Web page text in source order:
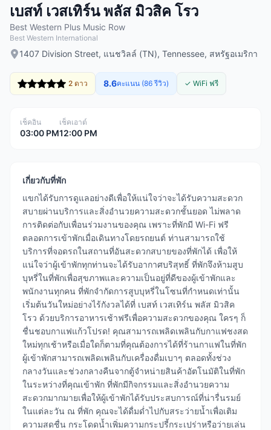
เบสท์ เวสเทิร์น พลัส มิวสิค โรว
Best Western Plus Music Row
Best Western International
1407 Division Street, แนชวิลล์ (TN), Tennessee, สหรัฐอเมริกา
2 ดาว 8.6คะแนน (86 รีวิว) ✓ WiFi ฟรี
เช็คอิน
03:00 PM
เช็คเอาต์
12:00 PM
เกี่ยวกับที่พัก
แขกได้รับการดูแลอย่างดีเพื่อให้แน่ใจว่าจะได้รับความสะดวก
สบายผ่านบริการและสิ่งอำนวยความสะดวกชั้นยอด ไม่พลาด
การติดต่อกับเพื่อนร่วมงานของคุณ เพราะที่พักมี Wi-Fi ฟรี
ตลอดการเข้าพักเมื่อเดินทางโดยรถยนต์ ท่านสามารถใช้
บริการที่จอดรถในสถานที่อันสะดวกสบายของที่พักได้ เพื่อให้
แน่ใจว่าผู้เข้าพักทุกท่านจะได้รับอากาศบริสุทธิ์ ที่พักจึงห้ามสูบ
บุหรี่ในที่พักเพื่อสุขภาพและความเป็นอยู่ที่ดีของผู้เข้าพักและ
พนักงานทุกคน ที่พักจำกัดการสูบบุหรี่ในโซนที่กำหนดเท่านั้น
เริ่มต้นวันใหม่อย่างไร้กังวลได้ที่ เบสท์ เวสเทิร์น พลัส มิวสิค
โรว ด้วยบริการอาหารเช้าฟรีเพื่อความสะดวกของคุณ ใครๆ ก็
ชื่นชอบกาแฟแก้วโปรด! คุณสามารถเพลิดเพลินกับกาแฟชงสด
ใหม่ทุกเช้าหรือเมื่อใดก็ตามที่คุณต้องการได้ที่ร้านกาแฟในที่พัก
ผู้เข้าพักสามารถเพลิดเพลินกับเครื่องดื่มเบาๆ ตลอดทั้งช่วง
กลางวันและช่วงกลางคืนจากตู้จำหน่ายสินค้าอัตโนมัติในที่พัก
ในระหว่างที่คุณเข้าพัก ที่พักมีกิจกรรมและสิ่งอำนวยความ
สะดวกมากมายเพื่อให้ผู้เข้าพักได้รับประสบการณ์ที่น่ารื่นรมย์
ในแต่ละวัน ณ ที่พัก คุณจะได้ดื่มด่ำไปกับสระว่ายน้ำเพื่อเติม
ความสดชื่น กระโดดน้ำเพิ่มความกระปรี้กระเปร่าหรือว่ายเล่น